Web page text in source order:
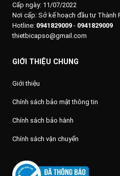
Cấp ngày: 11/07/2022
Nơi cấp: Sở kế hoạch đầu tư Thành
Hotline: 0941829009 - 0941829009
thietbicapso@gmail.com
GIỚI THIỆU CHUNG
Giới thiệu
Chính sách bảo mật thông tin
Chính sách bảo hành
Chính sách vận chuyển